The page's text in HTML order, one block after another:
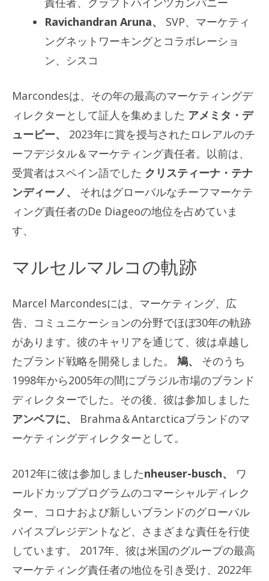
Ravichandran Aruna、 SVP、マーケティ
ングネットワーキングとコラボレーショ
ン、シスコ
Marcondesは、その年の最高のマーケティングデ
ィレクターとして証人を集めました アメミタ・デ
ュービー、
2023年に賞を授与されたロレアルのチ
ーフデジタル＆マーケティング責任者。以前は、
受賞者はスペイン語でした クリスティーナ・テナ
ンディーノ、
それはグローバルなチーフマーケテ
ィング責任者のDe Diageoの地位を占めていま
す、
マルセルマルコの軌跡
Marcel Marcondesには、マーケティング、広
告、コミュニケーションの分野でほぼ30年の軌跡
があります。彼のキャリアを通じて、彼は卓越し
たブランド戦略を開発しました。 鳩、
そのうち
1998年から2005年の間にブラジル市場のブランド
ディレクターでした。その後、彼は参加しました
アンベフに、 Brahma＆Antarcticaブランドのマ
ーケティングディレクターとして。
2012年に彼は参加しましたnheuser-busch、
ワ
ールドカッププログラムのコマーシャルディレク
ター、コロナおよび新しいブランドのグローバル
バイスプレジデントなど、さまざまな責任を行使
しています。 2017年、彼は米国のグループの最高
マーケティング責任者の地位を引き受け、2022年